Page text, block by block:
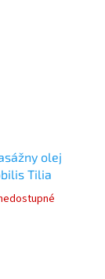
olej
Tilia